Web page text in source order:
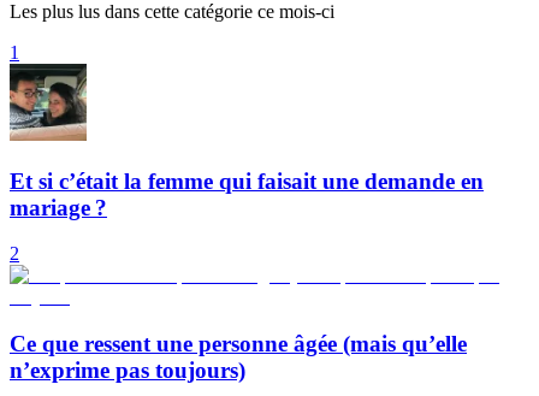
Les plus lus dans cette catégorie ce mois-ci
1
Et si c’était la femme qui faisait une demande en
mariage ?
2
Ce que ressent une personne âgée (mais qu’elle
n’exprime pas toujours)